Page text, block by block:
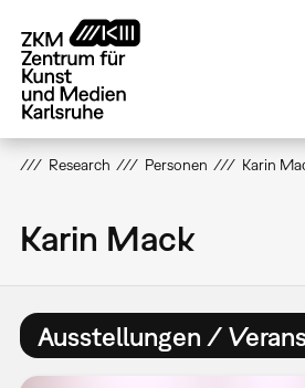
zum
Inhalt
Research Personen Karin
Karin Mack
Ausstellungen /